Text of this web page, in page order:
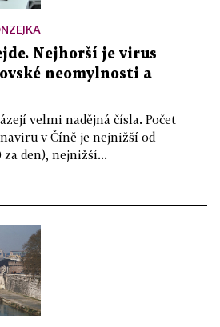
Nejhorší je virus
neomylnosti a
velmi nadějná čísla. Počet
v Číně je nejnižší od
za den), nejnižší...